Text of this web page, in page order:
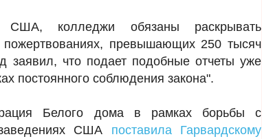
США, колледжи обязаны раскрывать
превышающих 250 тысяч
что подает подобные отчеты уже
постоянного соблюдения закона".
Белого дома в рамках борьбы с
США поставила Гарвардскому